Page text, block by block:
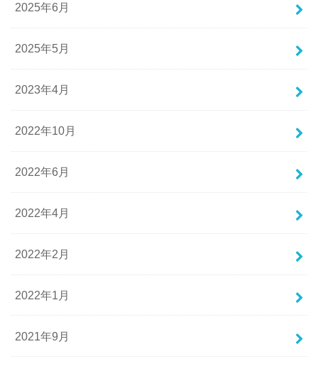
2025年6月
2025年5月
2023年4月
2022年10月
2022年6月
2022年4月
2022年2月
2022年1月
2021年9月